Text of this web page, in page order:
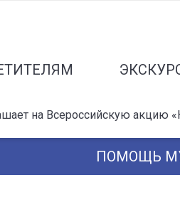
на Всероссийскую акцию
ПОМОЩЬ